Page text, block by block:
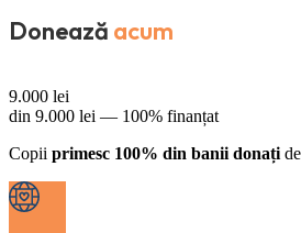
Donează acum
9.000 lei
din 9.000 lei — 100% finanțat
Copii primesc 100% din banii donați